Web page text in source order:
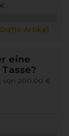
Artikel
eine
von 200,00 €